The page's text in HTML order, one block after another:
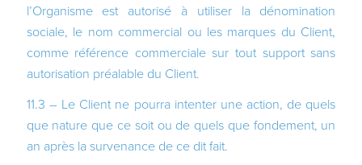
l’Organisme est autorisé à utiliser la dénomination
sociale, le nom commercial ou les marques du Client,
comme référence commerciale sur tout support sans
autorisation préalable du Client.
11.3 – Le Client ne pourra intenter une action, de quels
que nature que ce soit ou de quels que fondement, un
an après la survenance de ce dit fait.